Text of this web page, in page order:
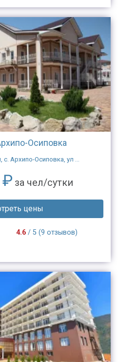
Осиповка
с. Архипо-Осиповка, ул ...
₽ за чел/сутки
цены
4.6/ 5 (9 отзывов)